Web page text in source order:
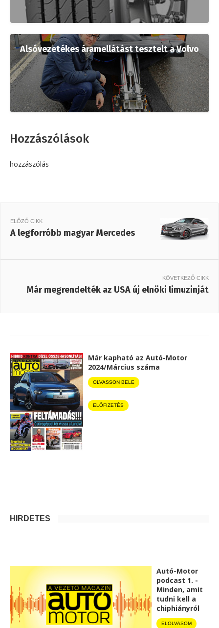
Alsóvezetékes áramellátást tesztelt a Volvo
Hozzászólások
hozzászólás
ELŐZŐ CIKK
A legforróbb magyar Mercedes
KÖVETKEZŐ CIKK
Már megrendelték az USA új elnöki limuzinját
Már kapható az Autó-Motor
2024/Március száma
OLVASSON BELE
ELŐFIZETÉS
HIRDETÉS
Autó-Motor
podcast 1. -
Minden, amit
tudni kell a
chiphiányról
ELOLVASOM